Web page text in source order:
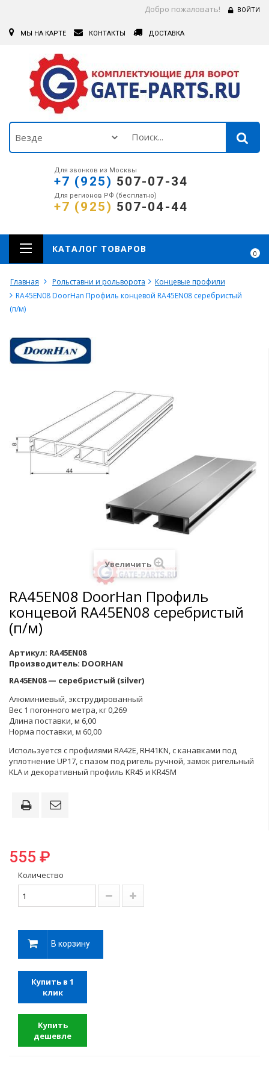
Добро пожаловать! ВОЙТИ
МЫ НА КАРТЕ КОНТАКТЫ ДОСТАВКА
Для звонков из Москвы
+7 (925) 507-07-34
Для регионов РФ (бесплатно)
+7 (925) 507-04-44
0
КАТАЛОГ ТОВАРОВ
Главная Рольставни и рольворота
Концевые профили
RA45EN08 DoorHan Профиль концевой RA45EN08 серебристый
(п/м)
Увеличить
RA45EN08 DoorHan Профиль
концевой RA45EN08 серебристый
(п/м)
Артикул: RA45EN08
Производитель: DOORHAN
RA45EN08 — серебристый (silver)
Алюминиевый, экструдированный
Вес 1 погонного метра, кг 0,269
Длина поставки, м 6,00
Норма поставки, м 60,00
Используется с профилями RA42E, RH41КN, с канавками под
уплотнение UP17, с пазом под ригель ручной, замок ригельный
KLA и декоративный профиль KR45 и KR45M
555 ₽
Количество
В корзину
Купить в 1
клик
Купить
дешевле